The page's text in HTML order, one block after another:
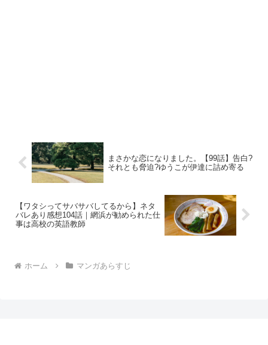
まさかな恋になりました。【99話】告白?
それとも脅迫?ゆうこが伊達に詰め寄る
【ワタシってサバサバしてるから】ネタ
バレあり感想104話｜網浜が勧められた仕
事は高校の英語教師
ホーム マンガあらすじ